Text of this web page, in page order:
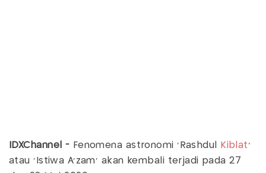
IDXChannel - Fenomena astronomi ‘Rashdul Kiblat ’
atau ‘Istiwa A‘zam’ akan kembali terjadi pada 27